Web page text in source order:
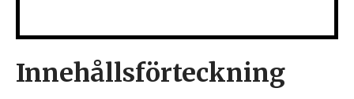
Innehållsförteckning